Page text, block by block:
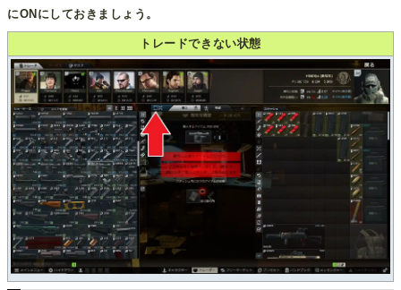
にONにしておきましょう。
トレードできない状態